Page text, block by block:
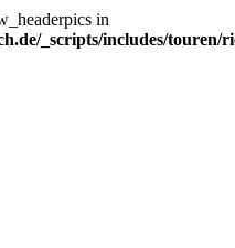
in
_scripts/includes/touren/